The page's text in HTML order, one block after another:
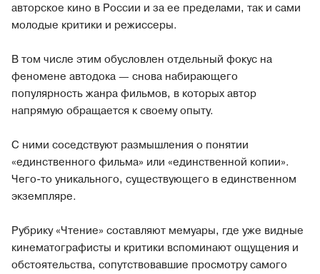
авторское кино в России и за ее пределами, так и сами
молодые критики и режиссеры.
В том числе этим обусловлен отдельный фокус на
феномене автодока — снова набирающего
популярность жанра фильмов, в которых автор
напрямую обращается к своему опыту.
С ними соседствуют размышления о понятии
«единственного фильма» или «единственной копии».
Чего-то уникального, существующего в единственном
экземпляре.
Рубрику «Чтение» составляют мемуары, где уже видные
кинематографисты и критики вспоминают ощущения и
обстоятельства, сопутствовавшие просмотру самого